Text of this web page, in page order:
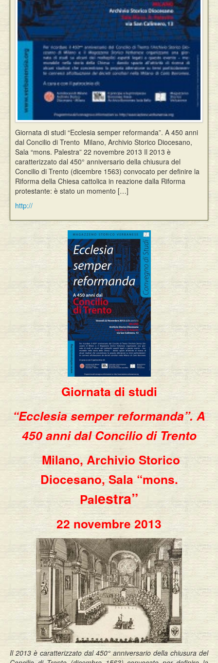
Giornata di studi “Ecclesia semper reformanda”. A 450 anni
dal Concilio di Trento Milano, Archivio Storico Diocesano,
Sala “mons. Palestra” 22 novembre 2013 Il 2013 è
caratterizzato dal 450° anniversario della chiusura del
Concilio di Trento (dicembre 1563) convocato per definire la
Riforma della Chiesa cattolica in reazione dalla Riforma
protestante: è stato un momento […]
http://
Giornata di studi
“Ecclesia semper reformanda”. A
450 anni dal Concilio di Trento
Milano, Archivio Storico
Diocesano, Sala “mons.
Palestra”
22 novembre 2013
Il 2013 è caratterizzato dal 450° anniversario della chiusura del